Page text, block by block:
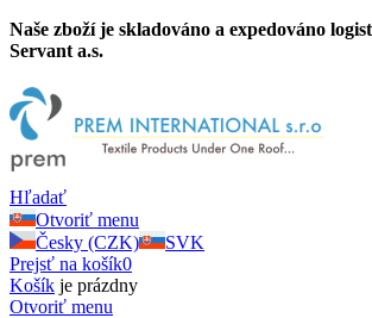
Naše zboží je skladováno a expedováno
Servant a.s.
Hľadať
Otvoriť menu
Česky (CZK)
SVK
Prejsť na košík0
Košík je prázdny
Otvoriť menu